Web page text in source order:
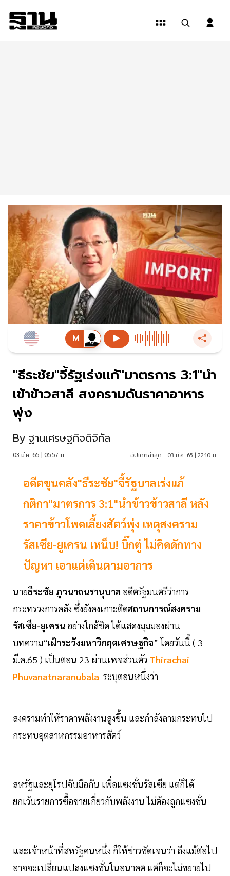
"ธีระชัย"จี้รัฐเร่งแก้"มาตรการ 3:1"นำ
เข้าข้าวสาลี สงครามดันราคาอาหาร
พุ่ง
By ฐานเศรษฐกิจดิจิทัล
03 มี.ค. 65 | 05:57 น. อัปเดตล่าสุด : 03 มี.ค. 65 | 22:10 น.
อดีตขุนคลัง"ธีระชัย"จี้รัฐบาลเร่งแก้
กติกา"มาตรการ 3:1"นำข้าวข้าวสาลี หลัง
ราคาข้าวโพดเลี้ยงสัตว์พุ่ง เหตุสงคราม
รัสเซีย-ยูเครน เหน็บ! บิ๊กตู่ ไม่คิดดักทาง
ปัญหา เอาแต่เดินตามอาการ
นายธีระชัย ภูวนาถนรานุบาล อดีตรัฐมนตรีว่าการ
กระทรวงการคลัง ซึ่งยังคงเกาะติดสถานการณ์สงคราม
รัสเซีย-ยูเครน อย่างใกล้ชิด ได้แสดงมุมมองผ่าน
บทความ“เฝ้าระวังมหาวิกฤตเศรษฐกิจ” โดยวันนี้ ( 3
มี.ค.65 ) เป็นตอน 23 ผ่านเพจส่วนตัว Thirachai
Phuvanatnaranubala ระบุตอนหนึ่งว่า
สงครามทำให้ราคาพลังงานสูงขึ้น และกำลังลามกระทบไป
กระทบอุตสาหกรรมอาหารสัตว์
สหรัฐและยุโรปจับมือกัน เพื่อแซงชั่นรัสเซีย แต่ก็ได้
ยกเว้นรายการซื้อขายเกี่ยวกับพลังงาน ไม่ต้องถูกแซงชั่น
และเจ้าหน้าที่สหรัฐคนหนึ่ง ก็ให้ข่าวชัดเจนว่า ถึงแม้ต่อไป
อาจจะเปลี่ยนแปลงแซงชั่นในอนาคต แต่ก็จะไม่ขยายไป